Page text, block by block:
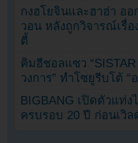
กงฮโยจินและฮาฮ่า ออ
วอน หลังถูกวิจารณ์เรื่อ
ตี้
คิมฮีชอลแซว
วงการ” ทำโซยูรีบโต้ “
BIGBANG เปิดตัวแท่ง
ครบรอบ 20 ปี ก่อนเวิล